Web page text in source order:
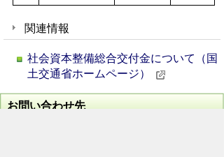
関連情報
社会資本整備総合交付金について（国
土交通省ホームページ）
お問い合わせ先